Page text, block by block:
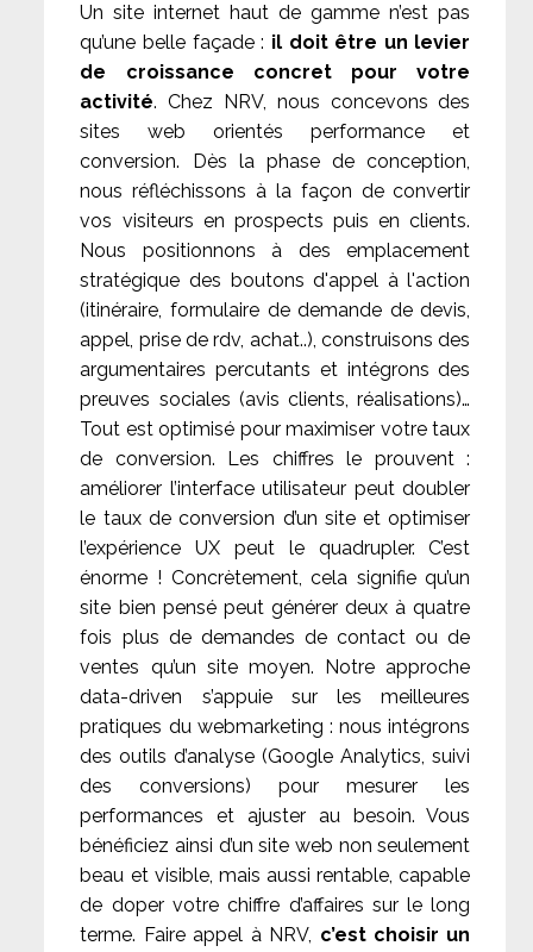
Un site internet haut de gamme n’est pas
qu’une belle façade : il doit être un levier
de croissance concret pour votre
activité. Chez NRV, nous concevons des
sites web orientés performance et
conversion. Dès la phase de conception,
nous réfléchissons à la façon de convertir
vos visiteurs en prospects puis en clients.
Nous positionnons à des emplacement
stratégique des boutons d'appel à l'action
(itinéraire, formulaire de demande de devis,
appel, prise de rdv, achat..), construisons des
argumentaires percutants et intégrons des
preuves sociales (avis clients, réalisations)…
Tout est optimisé pour maximiser votre taux
de conversion. Les chiffres le prouvent :
améliorer l’interface utilisateur peut doubler
le taux de conversion d’un site et optimiser
l’expérience UX peut le quadrupler. C’est
énorme ! Concrètement, cela signifie qu’un
site bien pensé peut générer deux à quatre
fois plus de demandes de contact ou de
ventes qu’un site moyen. Notre approche
data-driven s’appuie sur les meilleures
pratiques du webmarketing : nous intégrons
des outils d’analyse (Google Analytics, suivi
des conversions) pour mesurer les
performances et ajuster au besoin. Vous
bénéficiez ainsi d’un site web non seulement
beau et visible, mais aussi rentable, capable
de doper votre chiffre d’affaires sur le long
terme. Faire appel à NRV, c’est choisir un